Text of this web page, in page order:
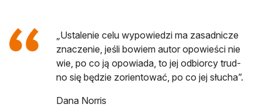
„Usta­le­nie celu wy­po­wie­dzi ma za­sad­ni­cze
zna­cze­nie, jeśli bo­wiem autor opo­wie­ści nie
wie, po co ją opo­wia­da, to jej od­bior­cy trud­
no się bę­dzie zo­rien­to­wać, po co jej słu­cha”.
Dana Norris